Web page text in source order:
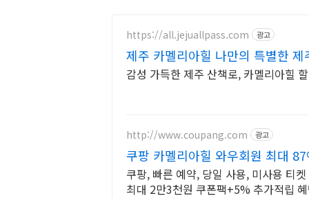
https://all.jejuallpass.com 광고
제주 카멜리아힐 나만의 특별한 제
감성 가득한 제주 산책로, 카멜리아힐
http://www.coupang.com 광고
쿠팡 카멜리아힐 와우회원 최대
쿠팡, 빠른 예약, 당일 사용, 미사용 티
최대 2만3천원 쿠폰팩+5% 추가적립